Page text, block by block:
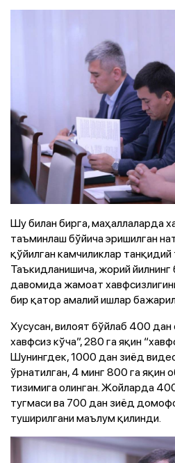
Шу билан бирга, маҳаллаларда
таъминлаш бўйича эришилган
қўйилган камчиликлар танқидий
Таъкидланишича, жорий йилнинг
давомида жамоат
бир қатор амалий ишлар
Хусусан, вилоят бўйлаб 400 дан
хавфсиз кўча”, 280 га яқин
Шунингдек, 1000 дан зиёд
ўрнатилган, 4 минг 800 га яқин
тизимига олинган. Жойларда
тугмаси ва 700 дан зиёд
туширилгани маълум қилинди.